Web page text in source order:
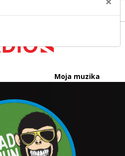
Moja muzika